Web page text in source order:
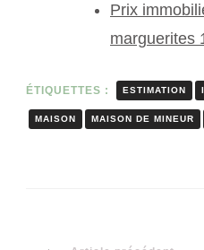
Prix
marguerites
ÉTIQUETTES : ESTIMATION
MAISON MAISON DE MINEUR